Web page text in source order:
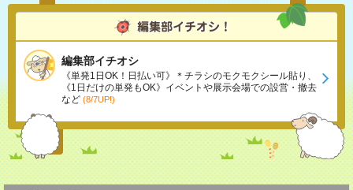
編集部イチオシ
《単発1日OK！日払い可》＊チラシのモクモクシール貼り、
《1日だけの単発もOK》イベントや展示会場での設営・撤去
など (8/7UP!)